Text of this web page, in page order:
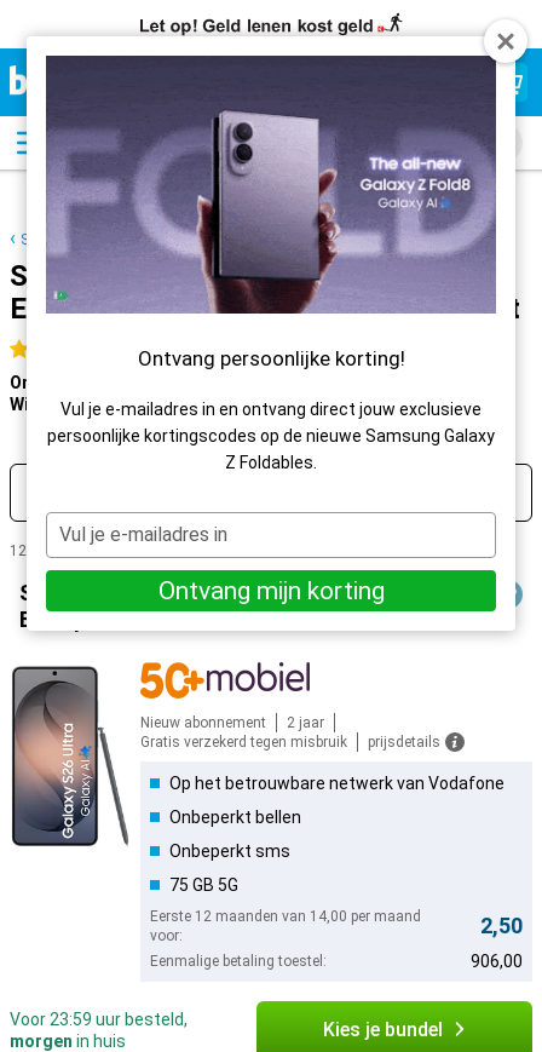
Beste Prijsgarantie
Samsung Galaxy S26 Ultra Enterprise Edition
Samsung Galaxy S26 Ultra Enterprise
Edition met 50PlusMobiel abonnement
5 sterren 9,5 Fantastisch
Online:
Winkel: Morgengratis afhalen
12 resultaten
Producten
Samsung Galaxy S26 Ultra 256GB Zwart
Enterprise Edition
Nieuw abonnement
2 jaar
Gratis verzekerd tegen misbruik
prijsdetails
Op het betrouwbare netwerk van Vodafone
Onbeperkt bellen
Onbeperkt sms
75 GB 5G
Eerste 12 maanden van 14,00 per maand
voor:
2,50
Eenmalige betaling toestel: 906,00
Voor 23:59 uur besteld,
morgen in huis Kies je bundel
Ontvang persoonlijke korting!
Vul je e-mailadres in en ontvang direct jouw exclusieve
persoonlijke kortingscodes op de nieuwe Samsung Galaxy
Z Foldables.
Jouw
e-
mailadres
Ontvang mijn korting